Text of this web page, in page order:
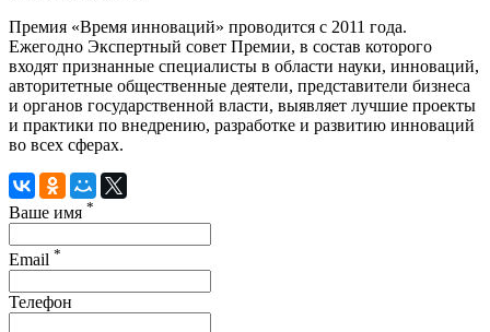
Премия «Время инноваций» проводится с 2011 года.
Ежегодно Экспертный совет Премии, в состав которого
входят признанные специалисты в области науки, инноваций,
авторитетные общественные деятели, представители бизнеса
и органов государственной власти, выявляет лучшие проекты
и практики по внедрению, разработке и развитию инноваций
во всех сферах.
Ваше имя *
Email *
Телефон